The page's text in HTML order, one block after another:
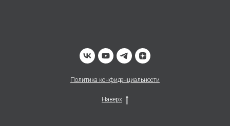
Политика конфиденциальности
Наверх